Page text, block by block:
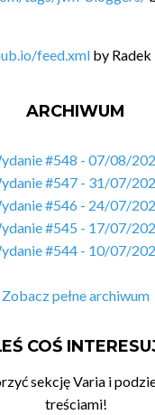
feed.xml by
ARCHIWUM
#548 - 07/08/
#547 - 31/07/
#546 - 24/07/
#545 - 17/07/
#544 - 10/07/
Zobacz pełne archiwum
COŚ
sekcję Varia i
treściami!